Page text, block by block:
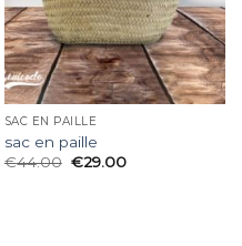
SAC EN PAILLE
sac en paille
€44.00 €29.00